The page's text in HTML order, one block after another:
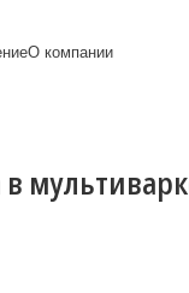
Пряники
О компании
Карьера